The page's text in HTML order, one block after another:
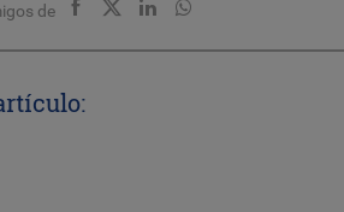
de